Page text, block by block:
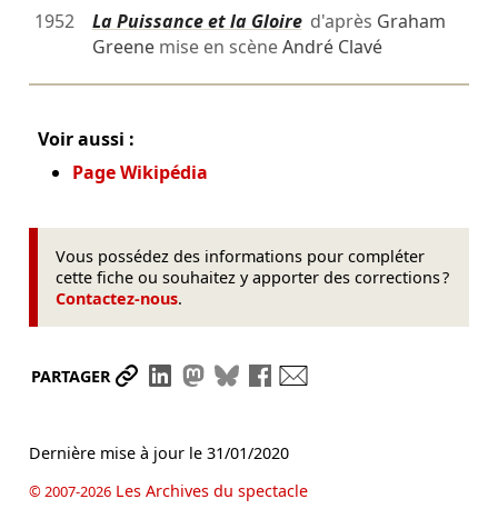
1952
La Puissance et la Gloired'après Graham
Greenemise en scèneAndré Clavé
Voir aussi :
Page Wikipédia
Vous possédez des informations pour compléter
cette fiche ou souhaitez y apporter des corrections ?
Contactez-nous.
PARTAGER Partager le lien
Partager sur LinkedIn
Partager sur Mastodon
Partager sur Bluesky
Partager sur Facebook
Dernière mise à jour le 31/01/2020
© 2007-2026Les Archives du spectacle